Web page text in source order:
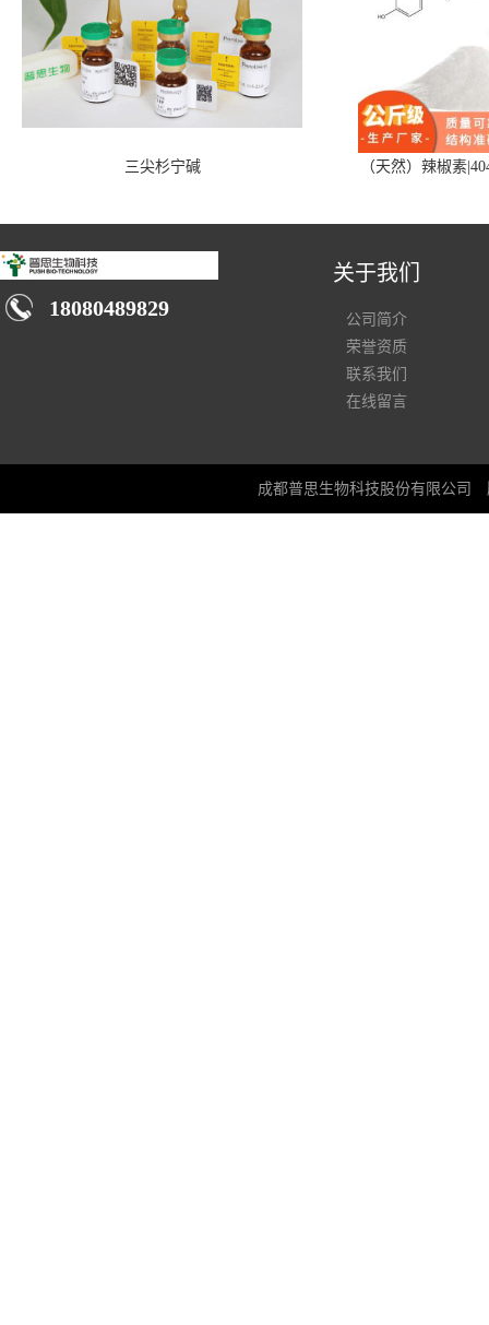
三尖杉宁碱 （天然）辣椒素
18080489829
关于我们
公司简介
荣誉资质
联系我们
在线留言
成都普思生物科技股份有限公司